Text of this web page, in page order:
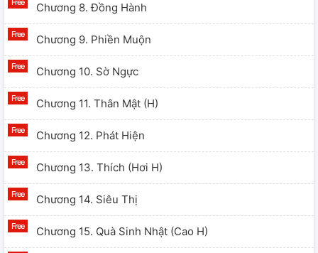
Chương 8. Đồng Hành
Chương 9. Phiền Muộn
Chương 10. Sờ Ngực
Chương 11. Thân Mật (H)
Chương 12. Phát Hiện
Chương 13. Thích (hơi H)
Chương 14. Siêu Thị
Chương 15. Quà Sinh Nhật (cao H)